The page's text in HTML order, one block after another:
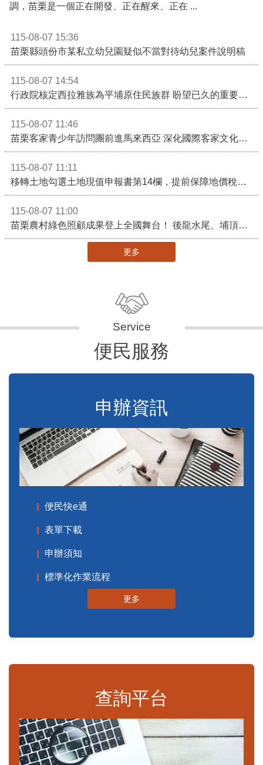
調，苗栗是一個正在開發、正在醒來、正在 ...
115-08-07 15:36
苗栗縣頭份市某私立幼兒園疑似不當對待幼兒案件說明稿
115-08-07 14:54
行政院核定西拉雅族為平埔原住民族群 盼望已久的重要時刻到來！8月13日起受理民族成員名冊登記
115-08-07 11:46
苗栗客家青少年訪問團前進馬來西亞 深化國際客家文化交流
115-08-07 11:11
移轉土地勾選土地現值申報書第14欄，提前保障地價稅節稅權益
115-08-07 11:00
苗栗農村綠色照顧成果登上全國舞台！ 後龍水尾、埔頂社區前進2026高齡健康產業博覽會
更多
便民服務
申辦資訊
便民快e通
表單下載
申辦須知
標準化作業流程
更多
查詢平台